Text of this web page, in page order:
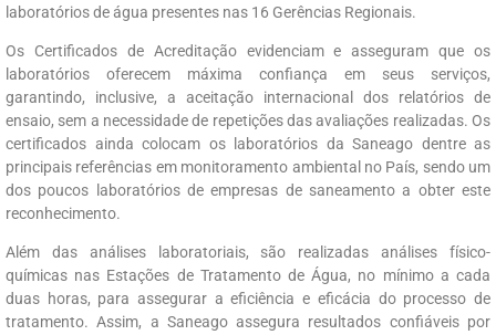
laboratórios de água presentes nas 16 Gerências Regionais.
Os Certificados de Acreditação evidenciam e asseguram que os
laboratórios oferecem máxima confiança em seus serviços,
garantindo, inclusive, a aceitação internacional dos relatórios de
ensaio, sem a necessidade de repetições das avaliações realizadas. Os
certificados ainda colocam os laboratórios da Saneago dentre as
principais referências em monitoramento ambiental no País, sendo um
dos poucos laboratórios de empresas de saneamento a obter este
reconhecimento.
Além das análises laboratoriais, são realizadas análises físico-
químicas nas Estações de Tratamento de Água, no mínimo a cada
duas horas, para assegurar a eficiência e eficácia do processo de
tratamento. Assim, a Saneago assegura resultados confiáveis por